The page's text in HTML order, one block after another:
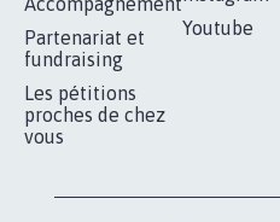
Partenariat et
fundraising
Les pétitions
proches de chez
vous
Youtube